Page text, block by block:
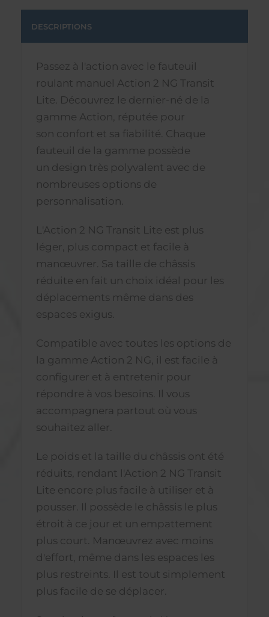
DESCRIPTIONS
Passez à l'action avec le fauteuil
roulant manuel Action 2 NG Transit
Lite. Découvrez le dernier-né de la
gamme Action, réputée pour
son confort et sa fiabilité. Chaque
fauteuil de la gamme possède
un design très polyvalent avec de
nombreuses options de
personnalisation.
L'Action 2 NG Transit Lite est plus
léger, plus compact et facile à
manœuvrer. Sa taille de châssis
réduite en fait un choix idéal pour les
déplacements même dans des
espaces exigus.
Compatible avec toutes les options de
la gamme Action 2 NG, il est facile à
configurer et à entretenir pour
répondre à vos besoins. Il vous
accompagnera partout où vous
souhaitez aller.
Le poids et la taille du châssis ont été
réduits, rendant l'Action 2 NG Transit
Lite encore plus facile à utiliser et à
pousser. Il possède le châssis le plus
étroit à ce jour et un empattement
plus court. Manœuvrez avec moins
d'effort, même dans les espaces les
plus restreints. Il est tout simplement
plus facile de se déplacer.